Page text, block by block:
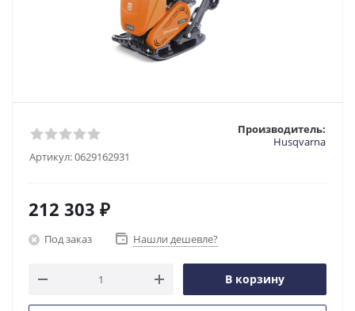
Артикул:0629162931
Производитель:
Husqvarna
212 303 ₽
Под заказ Нашли дешевле?
В корзину